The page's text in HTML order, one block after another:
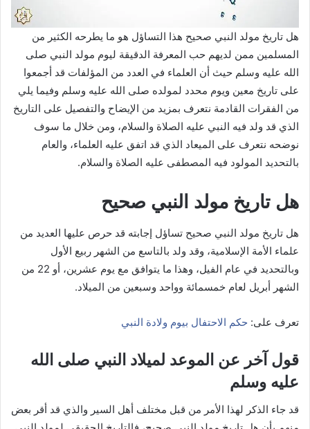
هل تاريخ مولد النبي صحيح هذا التساؤل هو ما يطرحه الكثير من
المسلمين ممن لديهم حب المعرفة الدقيقة ليوم مولد النبي صلى
الله عليه وسلم حيث أن العلماء في العدد من المؤلفات قد أجمعوا
على تاريخ معين ويوم محدد لمولده صلى الله عليه وسلم وفيما يلي
من الفقرات القادمة نتعرف بمزيد من الإيضاح والتفصيل على التاريخ
الذي قد ولد فيه النبي عليه الصلاة والسلام، ومن خلال ما سوف
نوضحه نتعرف على الميعاد الذي قد اتفق عليه العلماء، والعام
بالتحديد المولود فيه المصطفى عليه الصلاة والسلام.
هل تاريخ مولد النبي صحيح
هل تاريخ مولد النبي صحيح تساؤل إجابته قد حرص عليها العديد من
علماء الأمة الإسلامية، وقد ولد بالتاسع من الشهر ربيع الأول
وبالتحديد في عام الفيل، وهذا ما يتوافق مع يوم عشرين، أو 22 من
الشهر أبريل لعام خمسمائة وواحد وسبعين من الميلاد.
تعرف على: حكم الاحتفال بيوم ولادة النبي
قول آخر عن الموعد لميلاد النبي صلى الله
عليه وسلم
قد جاء الذكر لهذا الأمر من قبل مختلف أهل السير والذي قد أقر بعض